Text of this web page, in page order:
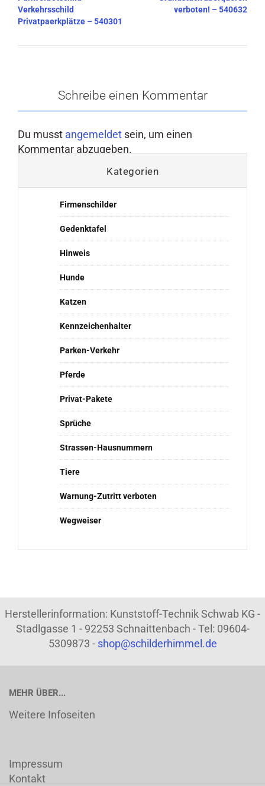
Verkehrsschild
Privatpaerkplätze – 540301
verboten! – 540632
Schreibe einen Kommentar
Du musst angemeldet sein, um einen
Kommentar abzugeben.
Kategorien
Firmenschilder
Gedenktafel
Hinweis
Hunde
Katzen
Kennzeichenhalter
Parken-Verkehr
Pferde
Privat-Pakete
Sprüche
Strassen-Hausnummern
Tiere
Warnung-Zutritt verboten
Wegweiser
Herstellerinformation: Kunststoff-Technik Schwab KG -
Stadlgasse 1 - 92253 Schnaittenbach - Tel: 09604-
5309873 - shop@schilderhimmel.de
MEHR ÜBER...
Weitere Infoseiten
Impressum
Kontakt